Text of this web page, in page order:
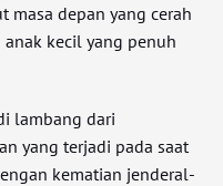
masa depan yang cerah
kecil yang penuh
lambang dari
yang terjadi pada saat
kematian jenderal-